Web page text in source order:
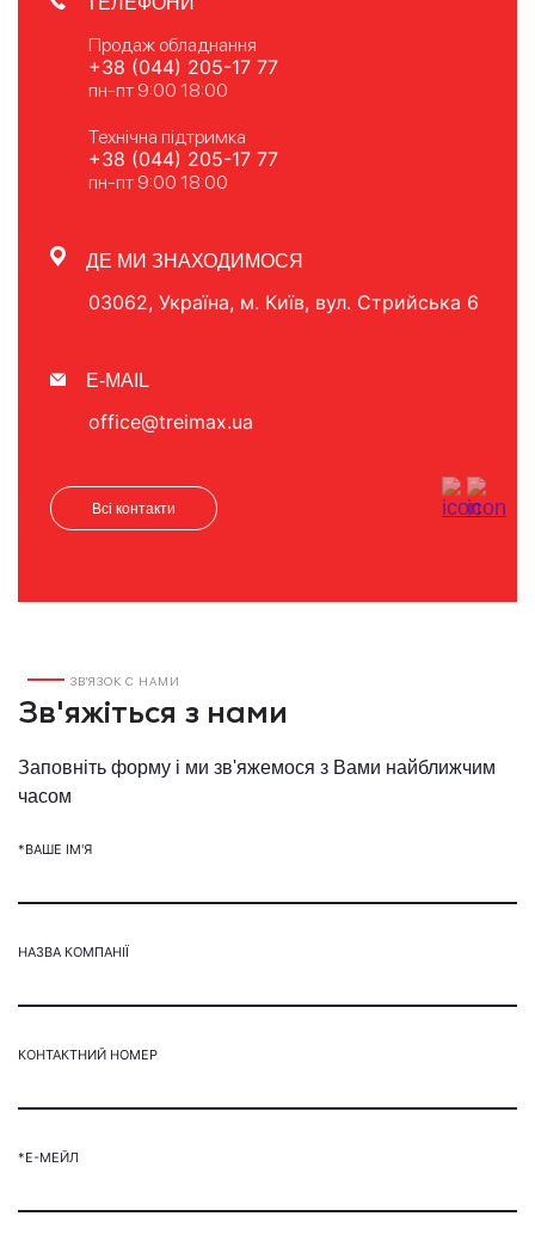
Продаж обладнання
+38 (044) 205-17 77
пн-пт 9:00 18:00
Технічна підтримка
+38 (044) 205-17 77
пн-пт 9:00 18:00
ДЕ МИ ЗНАХОДИМОСЯ
03062, Україна, м. Київ, вул. Стрийська 6
E-MAIL
office@treimax.ua
Всі контакти
ЗВ'ЯЗОК С НАМИ
Зв'яжіться з нами
Заповніть форму і ми зв'яжемося з Вами найближчим
часом
*ВАШЕ ІМ'Я
НАЗВА КОМПАНІЇ
КОНТАКТНИЙ НОМЕР
*Е-МЕЙЛ